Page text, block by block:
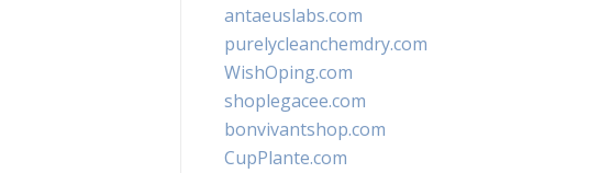
antaeuslabs.com
purelycleanchemdry.com
WishOping.com
shoplegacee.com
bonvivantshop.com
CupPlante.com